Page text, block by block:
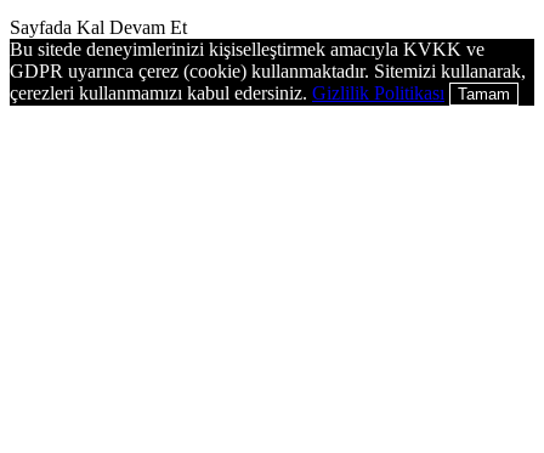
Sayfada Kal Devam Et
Bu sitede deneyimlerinizi kişiselleştirmek amacıyla KVKK ve
GDPR uyarınca çerez (cookie) kullanmaktadır. Sitemizi kullanarak,
çerezleri kullanmamızı kabul edersiniz. Gizlilik Politikası Tamam